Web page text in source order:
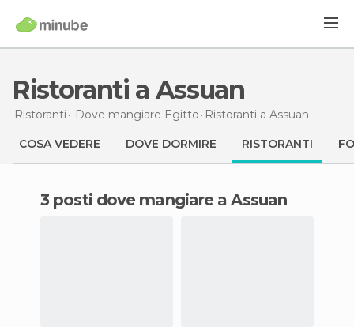
Ristoranti a Assuan
Ristoranti Dove mangiare Egitto Ristoranti a Assuan
COSA VEDERE DOVE DORMIRE RISTORANTI
3 posti dove mangiare a Assuan